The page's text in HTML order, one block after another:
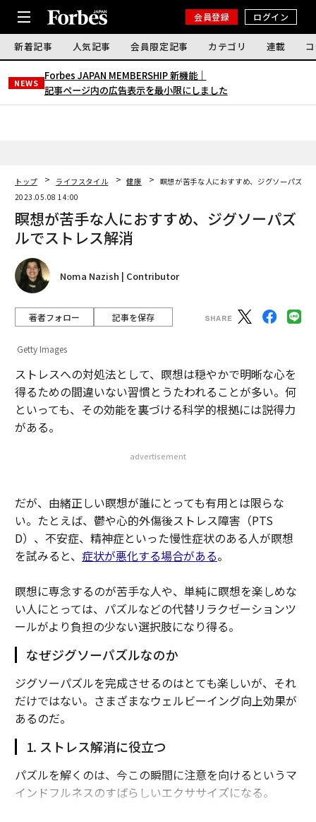
会員登録 ログイン
新着記事 人気記事 会員限定記事 カテゴリ 連載
NEWS
Forbes JAPAN MEMBERSHIP 新機能｜
記事ページ内の広告表示を最小限にしました
トップ ライフスタイル 健康
瞑想が苦手な人におすすめ、ジグソーパズル
2023.05.08 14:00
瞑想が苦手な人におすすめ、ジグソーパズ
ルでストレス解消
Noma Nazish | Contributor
著者フォロー 記事を保存
Getty Images
ストレスへの対処法として、瞑想は穏やかで明晰な心を
得るための間違いない習慣とうたわれることが多い。何
といっても、その効能を裏づける科学的根拠には説得力
がある。
advertisement
だが、由緒正しい瞑想が誰にとっても有用とは限らな
い。たとえば、鬱や心的外傷後ストレス障害（PTS
D）、不安症、精神症といった慢性症状のある人が瞑想
を試みると、 症状が悪化する場合がある。
瞑想に専念するのが苦手な人や、単純に瞑想を楽しめな
い人にとっては、パズルなどの代替リラクゼーションツ
ールがより負担の少ない選択肢になり得る。
なぜジグソーパズルなのか
ジグソーパズルを完成させるのはとても楽しいが、それ
だけではない。さまざまなウェルビーイング向上効果が
あるのだ。
1. ストレス解消に役立つ
パズルを解くのは、今この瞬間に注意を向けるというマ
インドフルネスのすばらしいエクササイズになる。